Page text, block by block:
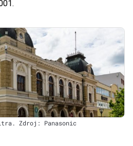
Zdroj: Panasonic